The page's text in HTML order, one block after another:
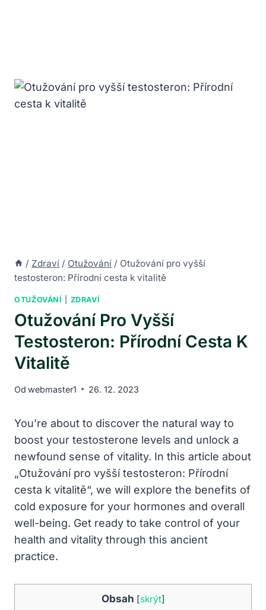
/ Zdraví / Otužování / Otužování pro vyšší
testosteron: Přírodní cesta k vitalitě
OTUŽOVÁNÍ ZDRAVÍ
Otužování Pro Vyšší
Testosteron: Přírodní Cesta K
Vitalitě
Od webmaster1 26. 12. 2023
You’re about to discover the natural way to
boost your testosterone levels and unlock a
newfound sense of ⁢vitality. In this article about
„Otužování pro vyšší testosteron: Přírodní
cesta ‌k vitalitě“, we ‍will explore the benefits of​
cold exposure for your​ hormones and overall
well-being. Get ready to take control of your
health and‍ vitality through this ancient
‌practice.
Obsah [skrýt]